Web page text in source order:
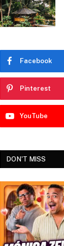
Facebook
Pinterest
YouTube
DON'T MISS